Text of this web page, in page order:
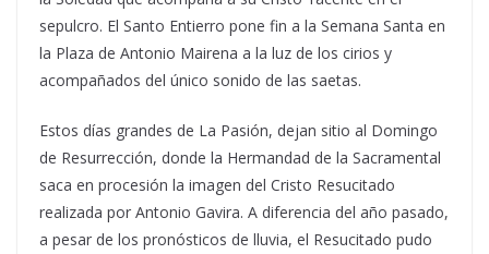
sepulcro. El Santo Entierro pone fin a la Semana Santa en
la Plaza de Antonio Mairena a la luz de los cirios y
acompañados del único sonido de las saetas.
Estos días grandes de La Pasión, dejan sitio al Domingo
de Resurrección, donde la Hermandad de la Sacramental
saca en procesión la imagen del Cristo Resucitado
realizada por Antonio Gavira. A diferencia del año pasado,
a pesar de los pronósticos de lluvia, el Resucitado pudo